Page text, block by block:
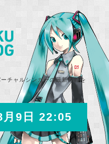
チャルシンガーの最新情報を
月9日 22:05